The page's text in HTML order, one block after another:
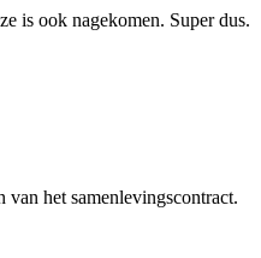
is ook nagekomen. Super dus.
het samenlevingscontract.